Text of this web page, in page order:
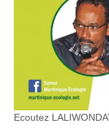
Ecoutez